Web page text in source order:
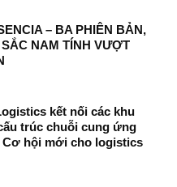
– BA PHIÊN BẢN,
NAM TÍNH VƯỢT
kết nối các khu
trúc chuỗi cung ứng
Cơ hội mới cho logistics